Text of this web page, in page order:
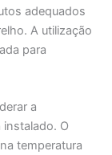
adequados
A utilização
para
a
O
temperatura